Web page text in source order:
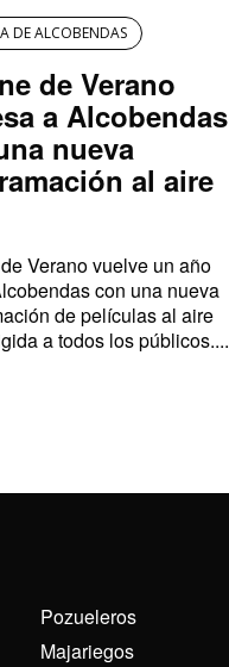
DE ALCOBENDAS
de Verano
a Alcobendas
nueva
al aire
Verano vuelve un año
con una nueva
de películas al aire
a todos los públicos....
Pozueleros
Majariegos